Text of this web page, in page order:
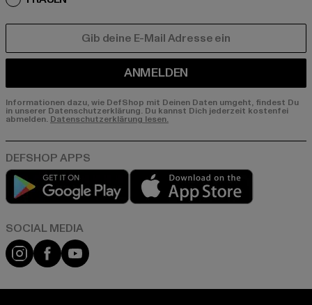
ANMELDEN
Informationen dazu, wie DefShop mit Deinen Daten umgeht, findest Du
in unserer Datenschutzerklärung. Du kannst Dich jederzeit kostenfei
abmelden. Datenschutzerklärung lesen.
Play market
Instagram
FacebookYouTube